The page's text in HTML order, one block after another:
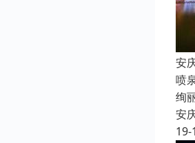
安
喷
绚
安
19-